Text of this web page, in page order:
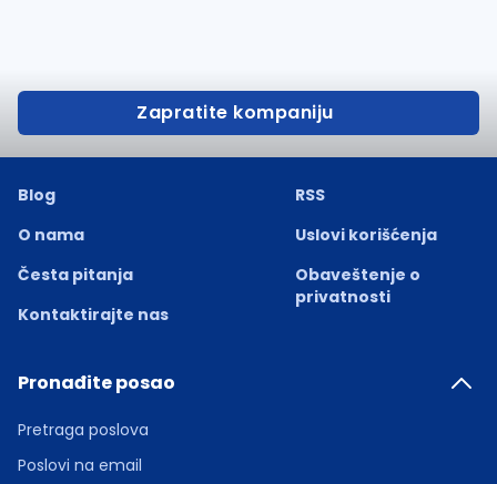
Zapratite kompaniju
Blog
O nama
Česta pitanja
Kontaktirajte nas
RSS
Uslovi korišćenja
Obaveštenje o
privatnosti
Pronađite posao
Pretraga poslova
Poslovi na email